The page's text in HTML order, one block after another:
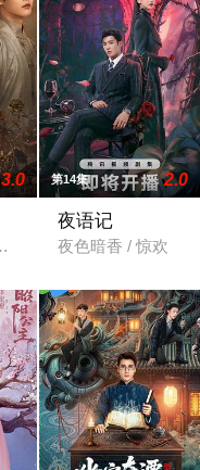
无普及监控、无DNA
3.0
奉城，玉佛头离奇失窃，
第14集 2.0
夜语记
夜色暗香 / 惊欢